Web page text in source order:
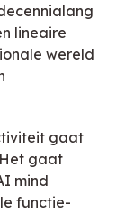
lineaire
wereld
gaat
gaat
mind
functie-